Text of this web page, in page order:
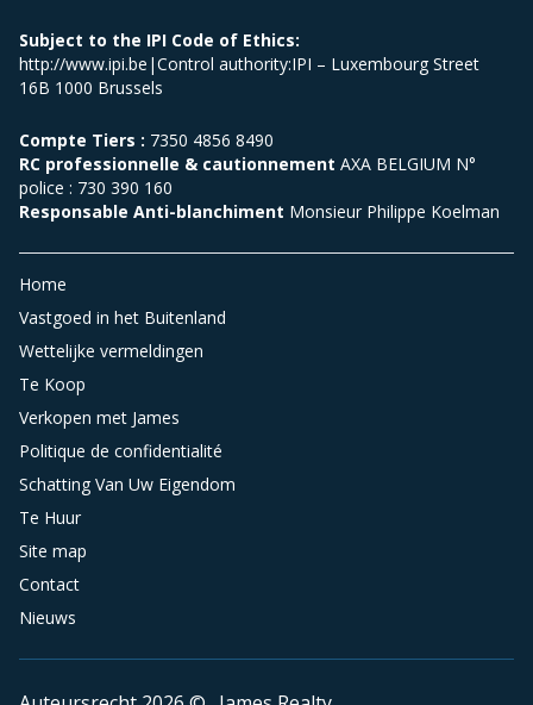
Subject to the IPI Code of Ethics:
http://www.ipi.be|Control authority:IPI – Luxembourg Street
16B 1000 Brussels
Compte Tiers : 7350 4856 8490
RC professionnelle & cautionnement AXA BELGIUM N°
police : 730 390 160
Responsable Anti-blanchiment Monsieur Philippe Koelman
Home
Vastgoed in het Buitenland
Wettelijke vermeldingen
Te Koop
Verkopen met James
Politique de confidentialité
Schatting Van Uw Eigendom
Te Huur
Site map
Contact
Nieuws